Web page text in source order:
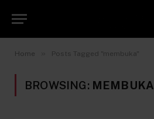
Home Posts Tagged "membuka"
BROWSING: MEMBUKA